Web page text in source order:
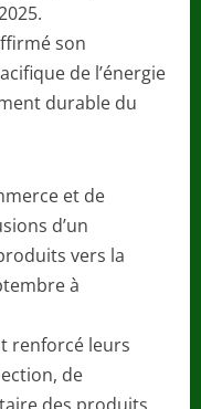
son
de l’énergie
durable du
et de
d’un
vers la
à
renforcé leurs
de